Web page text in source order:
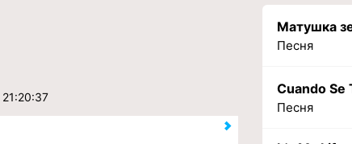
Песня
Песня